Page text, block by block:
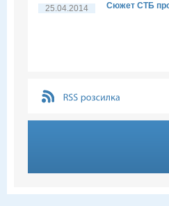
25.04.2014 Сюжет СТБ про